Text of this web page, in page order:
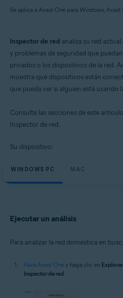
Avast One 24.x para Mac
Sistemas operativos:
Microsoft Windows 10 Home/Pro/
Microsoft Windows 8.1/Pro/Enterprise -
Premium/Professional/Enterprise/
Apple macOS 13.x (Ventura)
Apple macOS 10.14.x (Mojave)
Inspector de red analiza su red
y problemas de seguridad que
privados o los dispositivos de la red.
muestra qué dispositivos están
que pueda ver si alguien está usando
Consulte las secciones de este
Inspector de red.
Su dispositivo:
WINDOWS PC MAC
Ejecutar un análisis
Para analizar la red doméstica en
Abra Avast One y haga clic en Explorar
Inspector de red.